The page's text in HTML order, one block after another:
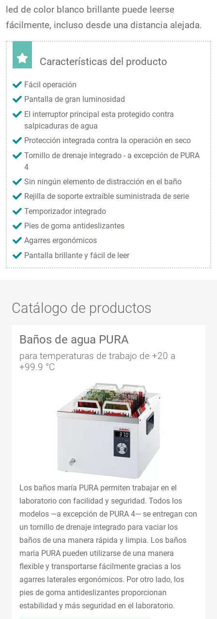
led de color blanco brillante puede leerse
fácilmente, incluso desde una distancia alejada.
Características del producto
Fácil operación
Pantalla de gran luminosidad
El interruptor principal esta protegido contra
salpicaduras de agua
Protección integrada contra la operación en seco
Tornillo de drenaje integrado - a excepción de PURA
4
Sin ningún elemento de distracción en el baño
Rejilla de soporte extraíble suministrada de serie
Temporizador integrado
Pies de goma antideslizantes
Agarres ergonómicos
Pantalla brillante y fácil de leer
Catálogo de productos
Baños de agua PURA
para temperaturas de trabajo de +20 a
+99.9 °C
Los baños maría PURA permiten trabajar en el
laboratorio con facilidad y seguridad. Todos los
modelos —a excepción de PURA 4— se entregan con
un tornillo de drenaje integrado para vaciar los
baños de una manera rápida y limpia. Los baños
maría PURA pueden utilizarse de una manera
flexible y transportarse fácilmente gracias a los
agarres laterales ergonómicos. Por otro lado, los
pies de goma antideslizantes proporcionan
estabilidad y más seguridad en el laboratorio.